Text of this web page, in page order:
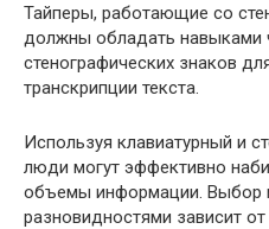
Тайперы, работающие со
должны обладать навыками
стенографических знаков
транскрипции текста.
Используя клавиатурный и
люди могут эффективно
объемы информации. Выбор
разновидностями зависит